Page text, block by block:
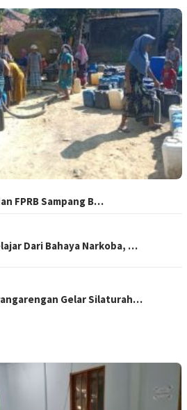
FPRB Sampang B…
Dari Bahaya Narkoba, …
Gelar Silaturah…